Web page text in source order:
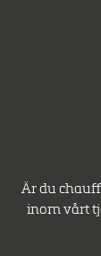
Är du
inom vårt